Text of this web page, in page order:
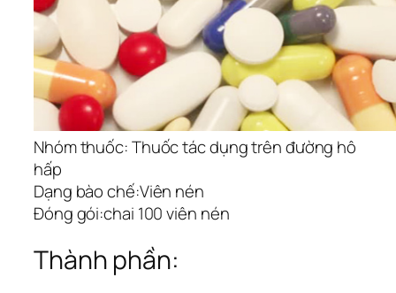
Nhóm thuốc:Thuốc tác dụng trên đường hô
hấp
Dạng bào chế:Viên nén
Đóng gói:chai 100 viên nén
Thành phần: